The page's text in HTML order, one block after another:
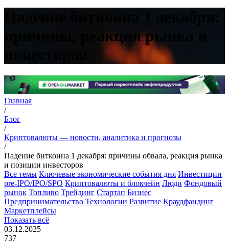
причины, реакция рынка и
Главная
/
Блог
/
Криптовалюты — новости, аналитика и прогнозы
/
Падение биткоина 1 декабря: причины обвала, реакция рынка
и позиции инвесторов
Все темы Ключевые экономические события дня Инвестиции
pre-IPO/IPO/SPO Криптовалюты и блокчейн Люди Фондовый
рынок Топливо Трейдинг Стартап Бизнес
Предпринимательство Технологии Развитие Краудфандинг
Маркетплейсы
Показать всё
03.12.2025
737